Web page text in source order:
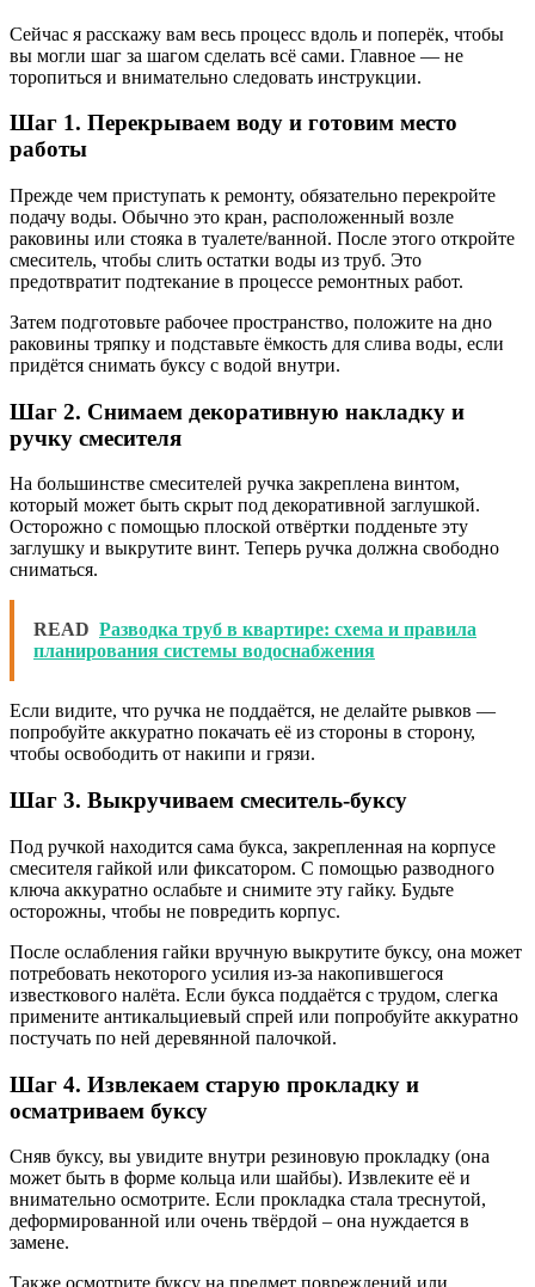
Сейчас я расскажу вам весь процесс вдоль и поперёк, чтобы
вы могли шаг за шагом сделать всё сами. Главное — не
торопиться и внимательно следовать инструкции.
Шаг 1. Перекрываем воду и готовим место
работы
Прежде чем приступать к ремонту, обязательно перекройте
подачу воды. Обычно это кран, расположенный возле
раковины или стояка в туалете/ванной. После этого откройте
смеситель, чтобы слить остатки воды из труб. Это
предотвратит подтекание в процессе ремонтных работ.
Затем подготовьте рабочее пространство, положите на дно
раковины тряпку и подставьте ёмкость для слива воды, если
придётся снимать буксу с водой внутри.
Шаг 2. Снимаем декоративную накладку и
ручку смесителя
На большинстве смесителей ручка закреплена винтом,
который может быть скрыт под декоративной заглушкой.
Осторожно с помощью плоской отвёртки подденьте эту
заглушку и выкрутите винт. Теперь ручка должна свободно
сниматься.
READ Разводка труб в квартире: схема и правила
планирования системы водоснабжения
Если видите, что ручка не поддаётся, не делайте рывков —
попробуйте аккуратно покачать её из стороны в сторону,
чтобы освободить от накипи и грязи.
Шаг 3. Выкручиваем смеситель-буксу
Под ручкой находится сама букса, закрепленная на корпусе
смесителя гайкой или фиксатором. С помощью разводного
ключа аккуратно ослабьте и снимите эту гайку. Будьте
осторожны, чтобы не повредить корпус.
После ослабления гайки вручную выкрутите буксу, она может
потребовать некоторого усилия из-за накопившегося
известкового налёта. Если букса поддаётся с трудом, слегка
примените антикальциевый спрей или попробуйте аккуратно
постучать по ней деревянной палочкой.
Шаг 4. Извлекаем старую прокладку и
осматриваем буксу
Сняв буксу, вы увидите внутри резиновую прокладку (она
может быть в форме кольца или шайбы). Извлеките её и
внимательно осмотрите. Если прокладка стала треснутой,
деформированной или очень твёрдой – она нуждается в
замене.